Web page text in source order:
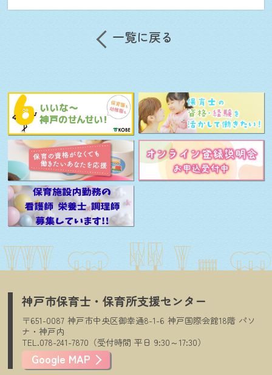
一覧に戻る
神戸市保育士・保育所支援センター
〒651-0087 神戸市中央区御幸通8-1-6 神戸国際会館18階 パソ
ナ・神戸内
TEL.078-241-7870（受付時間 平日 9:30～17:30）
Google MAP